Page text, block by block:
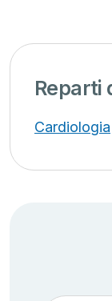
Reparti
Cardiologia